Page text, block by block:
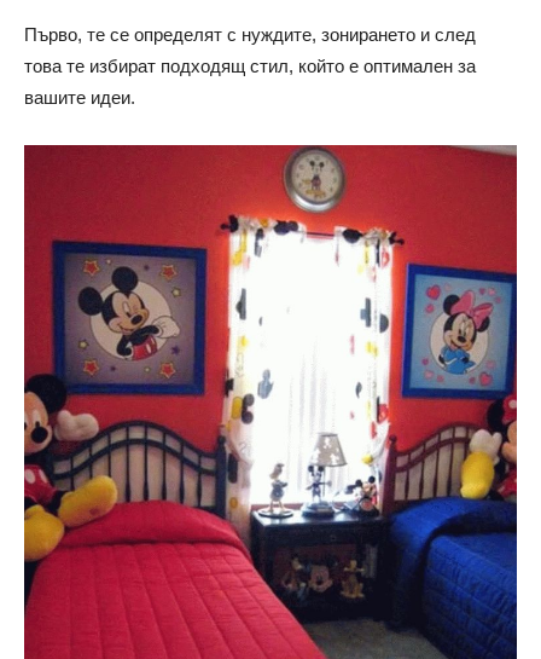
Първо, те се определят с нуждите, зонирането и след
това те избират подходящ стил, който е оптимален за
вашите идеи.